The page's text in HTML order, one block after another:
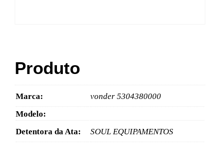
Produto
Marca:
vonder 5304380000
Modelo:
Detentora da Ata:
SOUL EQUIPAMENTOS